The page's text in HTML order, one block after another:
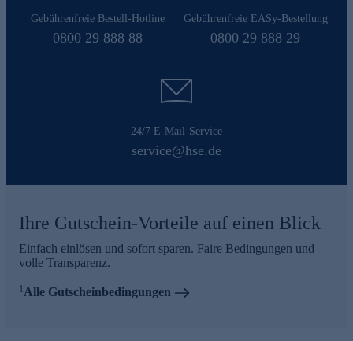
Gebührenfreie Bestell-Hotline
0800 29 888 88
Gebührenfreie EASy-Bestellung
0800 29 888 29
24/7 E-Mail-Service
service@hse.de
Ihre Gutschein-Vorteile auf einen Blick
Einfach einlösen und sofort sparen. Faire Bedingungen und
volle Transparenz.
1Alle Gutscheinbedingungen